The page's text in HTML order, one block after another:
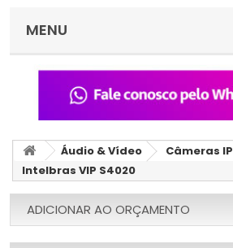
MENU
Áudio & Vídeo Câmeras IP
Intelbras VIP S4020
ADICIONAR AO ORÇAMENTO